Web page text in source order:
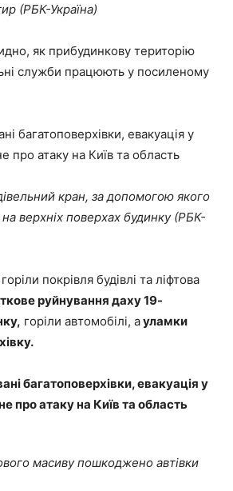
(РБК-Україна)
як прибудинкову територію
служби працюють у посиленому
кран, за допомогою якого
верхніх поверхах будинку (РБК-
покрівля будівлі та ліфтова
руйнування даху 19-
горіли автомобілі, ауламки
масиву пошкоджено автівки